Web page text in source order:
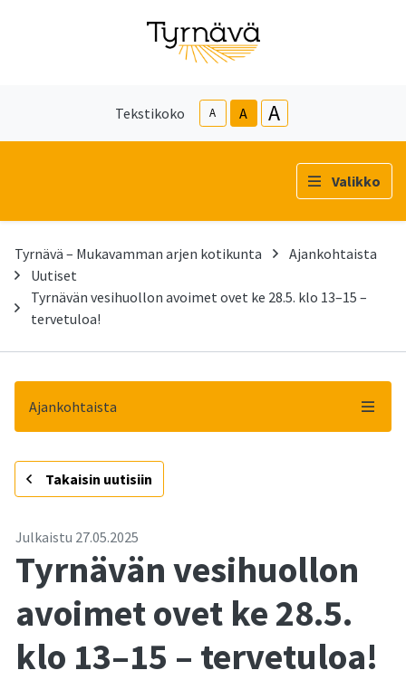
Tekstikoko A A A
Valikko
Tyrnävä – Mukavamman arjen kotikunta
Ajankohtaista
Uutiset
Tyrnävän vesihuollon avoimet ovet ke 28.5. klo 13–15 –
tervetuloa!
Ajankohtaista
- Takaisin uutisiin
Julkaistu 27.05.2025
Tyrnävän vesihuollon
avoimet ovet ke 28.5.
klo 13–15 – tervetuloa!